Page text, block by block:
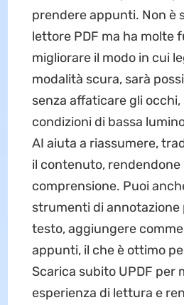
prendere appunti. Non è
lettore PDF ma ha molte
migliorare il modo in cui
modalità scura, sarà
senza affaticare gli
condizioni di bassa
AI aiuta a riassumere,
il contenuto, rendendone
comprensione. Puoi
strumenti di annotazione
testo, aggiungere
appunti, il che è ottimo
Scarica subito UPDF per
esperienza di lettura e